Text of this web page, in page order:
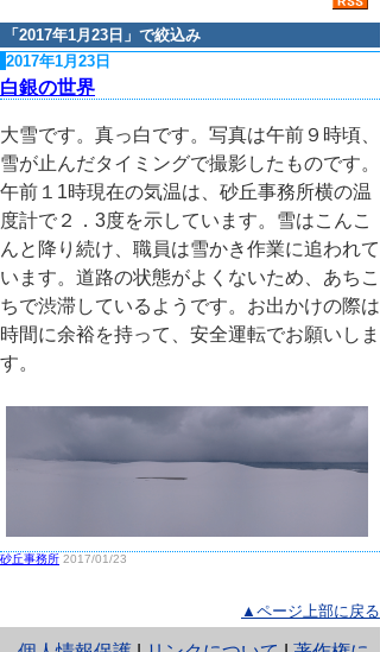
「 2017年1月23日 」で絞込み
2017年1月23日
白銀の世界
大雪です。真っ白です。写真は午前９時頃、
雪が止んだタイミングで撮影したものです。
午前１1時現在の気温は、砂丘事務所横の温
度計で２．3度を示しています。雪はこんこ
んと降り続け、職員は雪かき作業に追われて
います。道路の状態がよくないため、あちこ
ちで渋滞しているようです。お出かけの際は
時間に余裕を持って、安全運転でお願いしま
す。
砂丘事務所 2017/01/23
▲ページ上部に戻る